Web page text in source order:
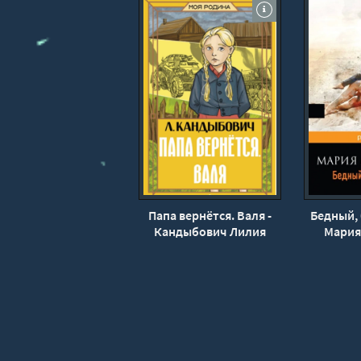
18
19
20
21
22
23
24
25
Папа вернётся. Валя -
Кандыбович Лилия
Бедный,